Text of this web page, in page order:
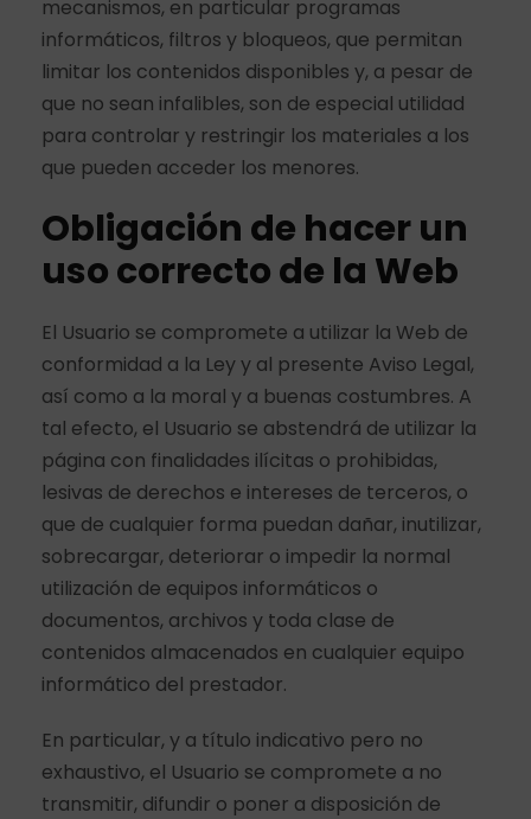
mecanismos, en particular programas
informáticos, filtros y bloqueos, que permitan
limitar los contenidos disponibles y, a pesar de
que no sean infalibles, son de especial utilidad
para controlar y restringir los materiales a los
que pueden acceder los menores.
Obligación de hacer un
uso correcto de la Web
El Usuario se compromete a utilizar la Web de
conformidad a la Ley y al presente Aviso Legal,
así como a la moral y a buenas costumbres. A
tal efecto, el Usuario se abstendrá de utilizar la
página con finalidades ilícitas o prohibidas,
lesivas de derechos e intereses de terceros, o
que de cualquier forma puedan dañar, inutilizar,
sobrecargar, deteriorar o impedir la normal
utilización de equipos informáticos o
documentos, archivos y toda clase de
contenidos almacenados en cualquier equipo
informático del prestador.
En particular, y a título indicativo pero no
exhaustivo, el Usuario se compromete a no
transmitir, difundir o poner a disposición de